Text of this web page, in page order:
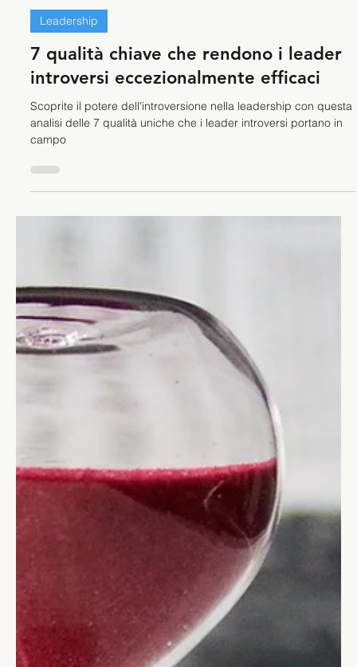
26 mar 2024
Tempo di lettura: 3 min
Leadership
7 qualità chiave che rendono i leader
introversi eccezionalmente efficaci